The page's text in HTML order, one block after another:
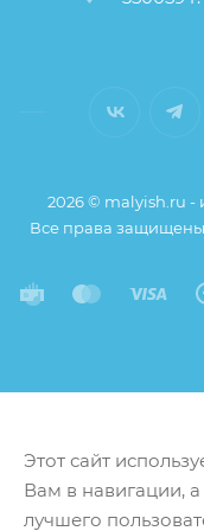
2026 © malyish.ru -
Все права
Этот сайт
Вам в навигации,
лучшего